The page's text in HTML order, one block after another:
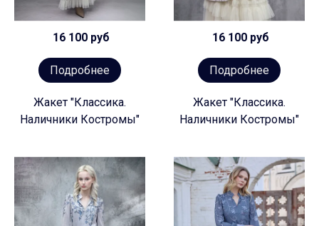
16 100 руб
Подробнее
Жакет "Классика.
Наличники Костромы"
16 100 руб
Подробнее
Жакет "Классика.
Наличники Костромы"